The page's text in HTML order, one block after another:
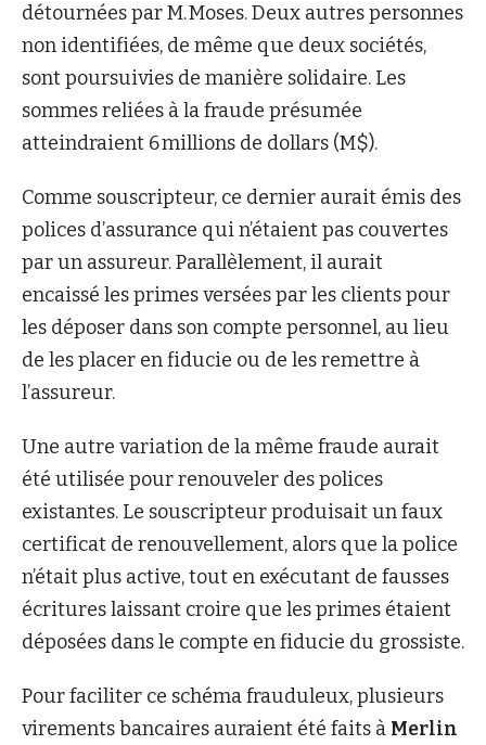
détournées par M. Moses. Deux autres personnes
non identifiées, de même que deux sociétés,
sont poursuivies de manière solidaire. Les
sommes reliées à la fraude présumée
atteindraient 6 millions de dollars (M$).
Comme souscripteur, ce dernier aurait émis des
polices d’assurance qui n’étaient pas couvertes
par un assureur. Parallèlement, il aurait
encaissé les primes versées par les clients pour
les déposer dans son compte personnel, au lieu
de les placer en fiducie ou de les remettre à
l’assureur.
Une autre variation de la même fraude aurait
été utilisée pour renouveler des polices
existantes. Le souscripteur produisait un faux
certificat de renouvellement, alors que la police
n’était plus active, tout en exécutant de fausses
écritures laissant croire que les primes étaient
déposées dans le compte en fiducie du grossiste.
Pour faciliter ce schéma frauduleux, plusieurs
virements bancaires auraient été faits à Merlin